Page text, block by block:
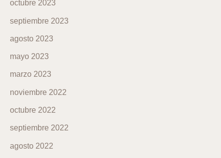
octubre 2023
septiembre 2023
agosto 2023
mayo 2023
marzo 2023
noviembre 2022
octubre 2022
septiembre 2022
agosto 2022